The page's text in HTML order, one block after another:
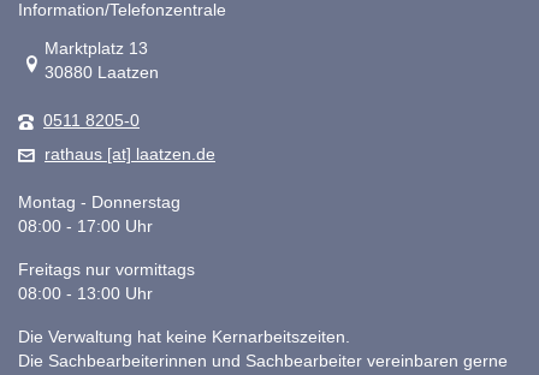
Information/Telefonzentrale
Link zur Google-Maps Navigation
Marktplatz 13
30880 Laatzen
0511 8205-0
rathaus [at] laatzen.de
Montag - Donnerstag
08:00 - 17:00 Uhr
Freitags nur vormittags
08:00 - 13:00 Uhr
Die Verwaltung hat keine Kernarbeitszeiten.
Die Sachbearbeiterinnen und Sachbearbeiter vereinbaren gerne